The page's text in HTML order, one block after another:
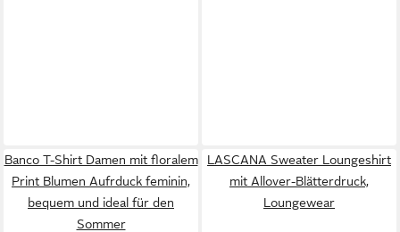
Banco T-Shirt Damen mit floralem
Print Blumen Aufrduck feminin,
bequem und ideal für den
Sommer
LASCANA Sweater Loungeshirt
mit Allover-Blätterdruck,
Loungewear